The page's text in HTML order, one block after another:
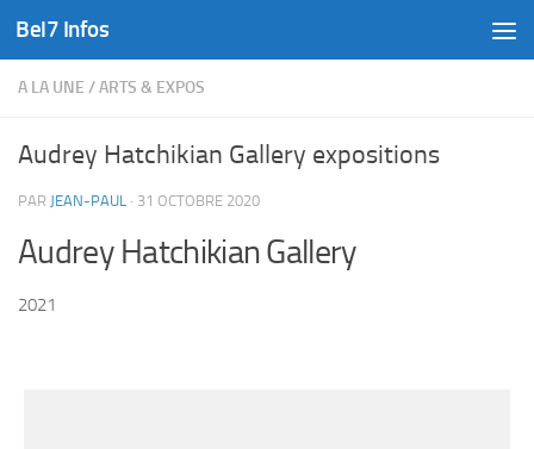
Skip to content
Bel7 Infos
A LA UNE /ARTS & EXPOS
Audrey Hatchikian Gallery expositions
PAR JEAN-PAUL · 31 OCTOBRE 2020
Audrey Hatchikian Gallery
2021